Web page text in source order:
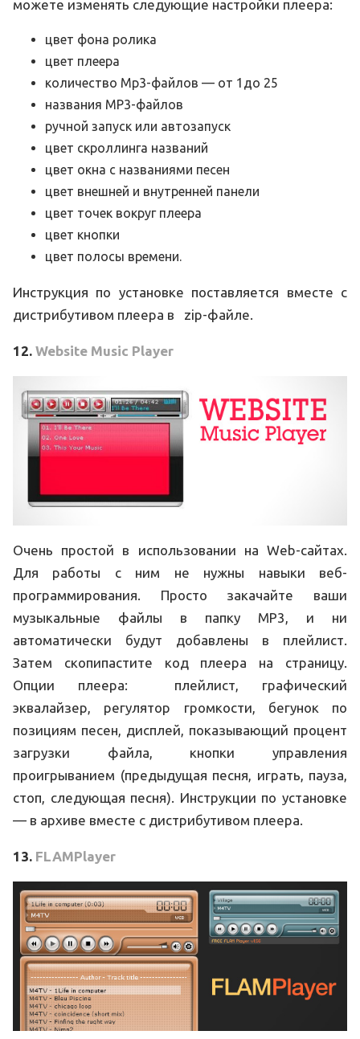
можете изменять следующие настройки плеера:
цвет фона ролика
цвет плеера
количество Mp3-файлов — от 1до 25
названия MP3-файлов
ручной запуск или автозапуск
цвет скроллинга названий
цвет окна с названиями песен
цвет внешней и внутренней панели
цвет точек вокруг плеера
цвет кнопки
цвет полосы времени.
Инструкция по установке поставляется вместе с
дистрибутивом плеера в zip-файле.
12. Website Music Player
Очень простой в использовании на Web-сайтах.
Для работы с ним не нужны навыки веб-
программирования. Просто закачайте ваши
музыкальные файлы в папку MP3, и ни
автоматически будут добавлены в плейлист.
Затем скопипастите код плеера на страницу.
Опции плеера: плейлист, графический
эквалайзер, регулятор громкости, бегунок по
позициям песен, дисплей, показывающий процент
загрузки файла, кнопки управления
проигрыванием (предыдущая песня, играть, пауза,
стоп, следующая песня). Инструкции по установке
— в архиве вместе с дистрибутивом плеера.
13. FLAMPlayer